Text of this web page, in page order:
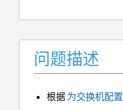
问题描述
根据 为交换机配置